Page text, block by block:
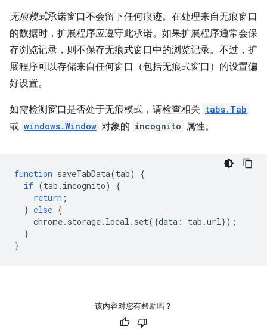
无痕模式承诺窗口不会留下任何痕迹。在处理来自无痕窗口
的数据时，扩展程序应遵守此承诺。如果扩展程序通常会保
存浏览记录，则不保存无痕式窗口中的浏览记录。不过，扩
展程序可以存储来自任何窗口（包括无痕式窗口）的设置偏
好设置。
如需检测窗口是否处于无痕模式，请检查相关 tabs.Tab
或 windows.Window 对象的 incognito 属性。
function saveTabData(tab)
{
if (tab . incognito)
{
return ;
} else {
chrome. storage. local . set({data : tab .url});
}
}
该内容对您有帮助吗？